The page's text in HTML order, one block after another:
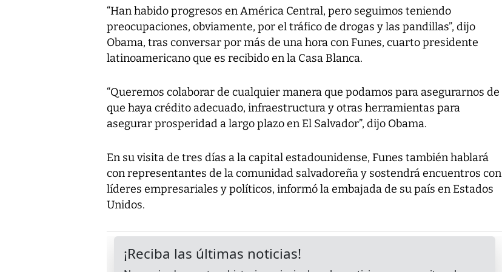
“Han habido progresos en América Central, pero seguimos teniendo
preocupaciones, obviamente, por el tráfico de drogas y las pandillas”, dijo
Obama, tras conversar por más de una hora con Funes, cuarto presidente
latinoamericano que es recibido en la Casa Blanca.
“Queremos colaborar de cualquier manera que podamos para asegurarnos de
que haya crédito adecuado, infraestructura y otras herramientas para
asegurar prosperidad a largo plazo en El Salvador”, dijo Obama.
En su visita de tres días a la capital estadounidense, Funes también hablará
con representantes de la comunidad salvadoreña y sostendrá encuentros con
líderes empresariales y políticos, informó la embajada de su país en Estados
Unidos.